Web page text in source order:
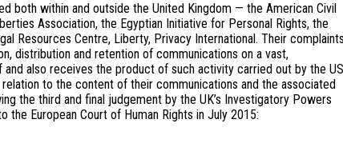
both within and outside the United Kingdom — the American Civil
Association, the Egyptian Initiative for Personal Rights, the
Resources Centre, Liberty, Privacy International. Their complaints
distribution and retention of communications on a vast,
also receives the product of such activity carried out by the US
to the content of their communications and the associated
the third and final judgement by the UK’s Investigatory Powers
the European Court of Human Rights in July 2015: